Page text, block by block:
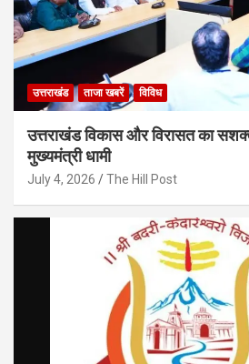
उत्तराखंड ताजा खबरें विविध
उत्तराखंड विकास और विरासत का
मुख्यमंत्री धामी
July 4, 2026 The Hill Post